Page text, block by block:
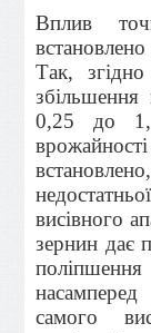
Вплив
Так,
збільшення
0,25 до
висівного
зернин дає
самого